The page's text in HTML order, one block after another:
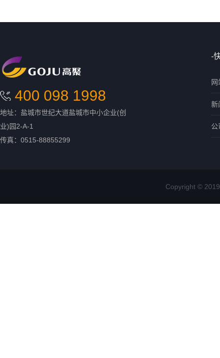
400 098 1998
地址：盐城市世纪大道盐城市中小企业(创
业)园2-A-1
传真：0515-88855299
-
新
公
Copyright ©